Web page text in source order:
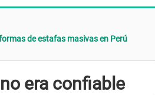
de estafas masivas en Perú
era confiable